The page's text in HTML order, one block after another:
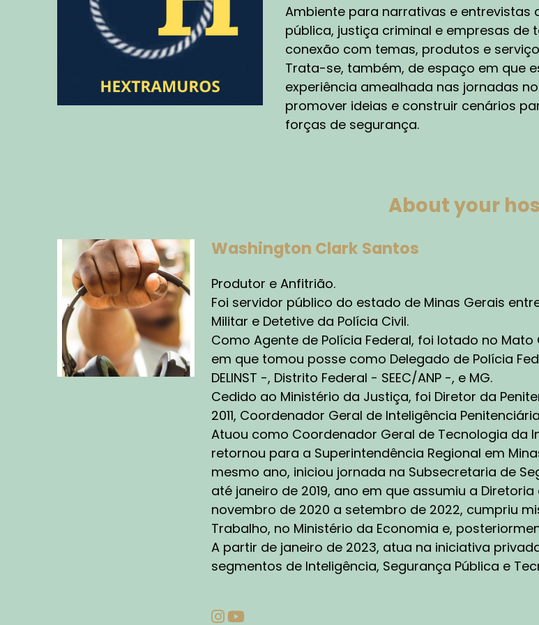
nesse processo: garantir a cadeia de
equipe certificada, soluções
que essa evidência seja feita da melhor
você tem essa etapa tecnológica que eu
feita da melhor forma possível e
atividade. E, depois, garantir o correto
persecução penal, garantir a validade
órgãos e até mesmo países?
exemplo, crimes de hoje em dia, tráfico
crimes digitais, o atacante muitas vezes
tem que coordenar ações dentro do
sejam elas polícia judiciária, polícia militar,
públicos, esse tipo de relacionamento
suma importância! Às vezes, mesmo
coordenar é uma ação importante! No
própria Interpol, ou mesmo a partir de
coordenar ações com oficiais de ligação e
por exemplo, de investigações com alvos
Esse talvez seja um dos maiores
pedofilia e exploração sexual infantil,
que já são comumente utilizadas, ou
sexuais de crianças. Essas bases já
conhecidos internacionalmente. Então,
ANFITRIÃO: 00:08:49
Ambiente para narrativas e
pública, justiça criminal e empresas
conexão com temas, produtos e
Trata-se, também, de espaço em que
experiência amealhada nas jornadas
promover ideias e construir cenários
forças de segurança.
About your
Washington Clark Santos
Produtor e Anfitrião.
Foi servidor público do estado de Minas Gerais
Militar e Detetive da Polícia Civil.
Como Agente de Polícia Federal, foi lotado no
em que tomou posse como Delegado de Polícia
DELINST -, Distrito Federal - SEEC/ANP -, e MG.
Cedido ao Ministério da Justiça, foi Diretor da
2011, Coordenador Geral de Inteligência
Atuou como Coordenador Geral de Tecnologia da
retornou para a Superintendência Regional em
mesmo ano, iniciou jornada na Subsecretaria de
até janeiro de 2019, ano em que assumiu a Diretoria
novembro de 2020 a setembro de 2022, cumpriu
Trabalho, no Ministério da Economia e,
A partir de janeiro de 2023, atua na iniciativa
segmentos de Inteligência, Segurança Pública e